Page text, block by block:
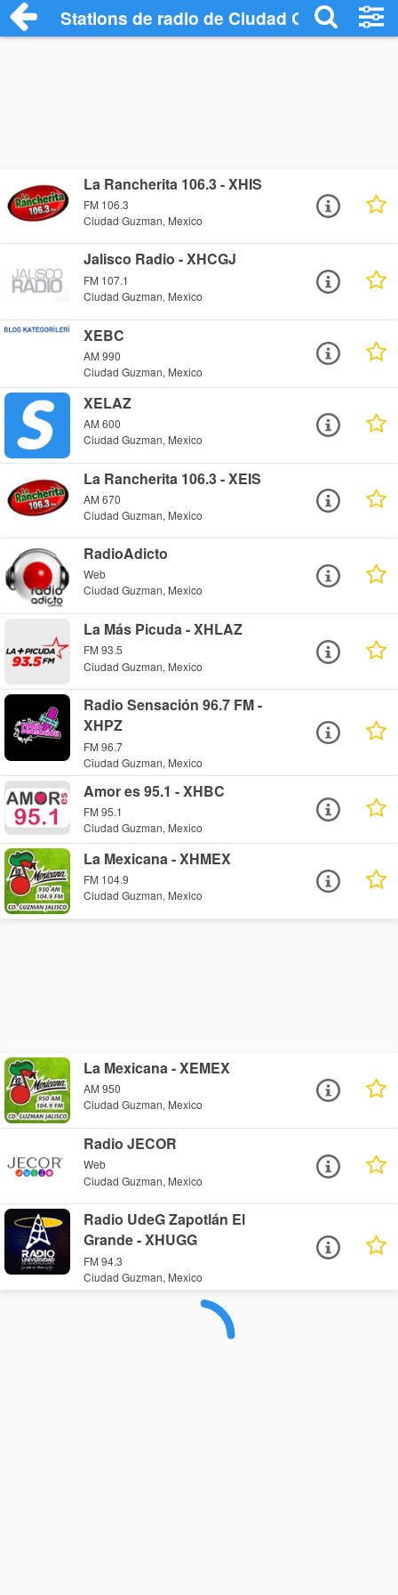
Stations de radio de Ciudad Guzman
La Rancherita 106.3 - XHIS
FM 106.3
Ciudad Guzman, Mexico
Jalisco Radio - XHCGJ
FM 107.1
Ciudad Guzman, Mexico
XEBC
AM 990
Ciudad Guzman, Mexico
XELAZ
AM 600
Ciudad Guzman, Mexico
La Rancherita 106.3 - XEIS
AM 670
Ciudad Guzman, Mexico
RadioAdicto
Web
Ciudad Guzman, Mexico
La Más Picuda - XHLAZ
FM 93.5
Ciudad Guzman, Mexico
Radio Sensación 96.7 FM -
XHPZ
FM 96.7
Ciudad Guzman, Mexico
Amor es 95.1 - XHBC
FM 95.1
Ciudad Guzman, Mexico
La Mexicana - XHMEX
FM 104.9
Ciudad Guzman, Mexico
La Mexicana - XEMEX
AM 950
Ciudad Guzman, Mexico
Radio JECOR
Web
Ciudad Guzman, Mexico
Radio UdeG Zapotlán El
Grande - XHUGG
FM 94.3
Ciudad Guzman, Mexico